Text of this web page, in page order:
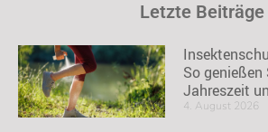
Letzte Beiträge
So genießen
Jahreszeit
4. August 2026